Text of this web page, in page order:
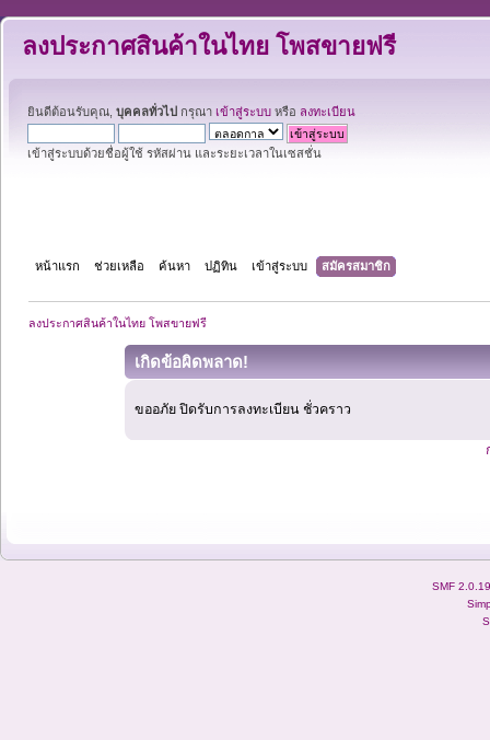
ลงประกาศสินค้าในไทย โพสขายฟรี
ยินดีต้อนรับคุณ, บุคคลทั่วไป กรุณา เข้าสู่ระบบ หรือ ลงทะเบียน
เข้าสู่ระบบด้วยชื่อผู้ใช้ รหัสผ่าน และระยะเวลาในเซสชั่น
หน้าแรก ช่วยเหลือ ค้นหา ปฏิทิน เข้าสู่ระบบ สมัครสมาชิก
ลงประกาศสินค้าในไทย โพสขายฟรี
เกิดข้อผิดพลาด!
ขออภัย ปิดรับการลงทะเบียน ชั่วคราว
SMF 2.0.19